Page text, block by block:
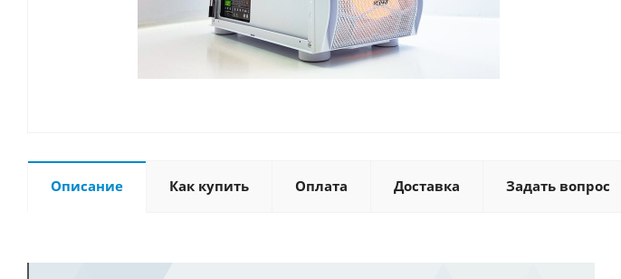
Описание Как купить Оплата Доставка Задать вопрос